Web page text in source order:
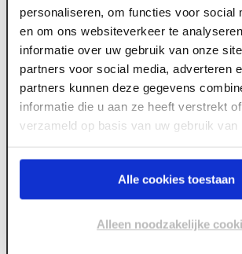
personaliseren, om functies voor social
en om ons websiteverkeer te
informatie over uw gebruik van onze
partners voor social media, adverteren
partners kunnen deze gegevens
informatie die u aan ze heeft verstrekt
verzameld op basis van uw gebruik van
Alle cookies toestaan
Alleen noodzakelijke
Lengte Voorraad Aantal
3600 mm 180
4200 mm 200+
5100 mm 110+
140+